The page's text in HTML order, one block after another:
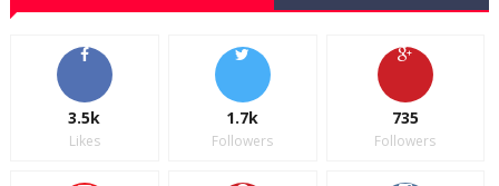
3.5k
Likes
1.7k
Followers
735
Followers